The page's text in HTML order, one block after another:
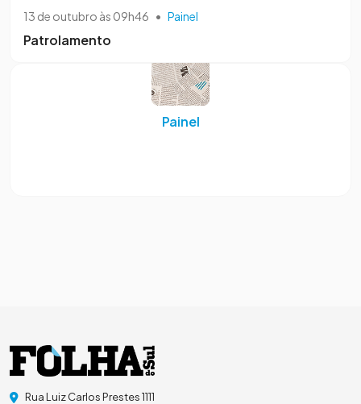
13 de outubro às 09h46 • Painel
Patrolamento
Painel
Rua Luiz Carlos Prestes 1111